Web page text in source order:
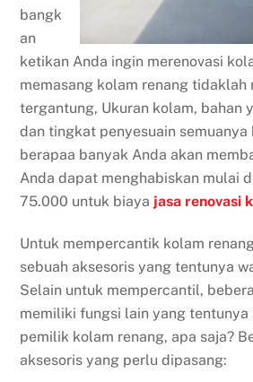
bangk
an
ketikan Anda ingin merenovasi
memasang kolam renang tidaklah
tergantung, Ukuran kolam, bahan
dan tingkat penyesuain
berapaa banyak Anda akan
Anda dapat menghabiskan mulai
75.000 untuk biaya jasa renovasi
Untuk mempercantik kolam
sebuah aksesoris yang tentunya
Selain untuk mempercantil,
memiliki fungsi lain yang
pemilik kolam renang, apa saja?
aksesoris yang perlu dipasang: